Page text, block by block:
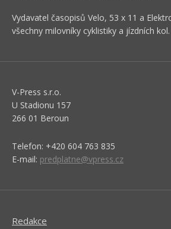
Vydavatel časopisů Velo, 53 x 11 a
všechny milovníky cyklistiky a jízdních kol.
V-Press s.r.o.
U Stadionu 157
266 01 Beroun
Telefon: +420 604 763 835
E-mail: predplatne@vpress.cz
Redakce